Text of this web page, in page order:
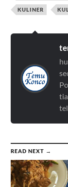
KULINER
READ NEXT →